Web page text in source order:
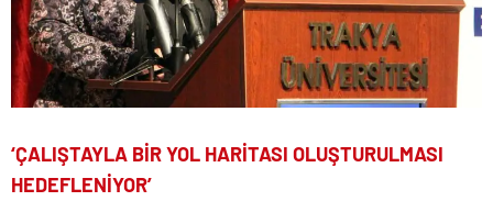
‘ÇALIŞTAYLA BİR YOL HARİTASI OLUŞTURULMASI
HEDEFLENİYOR’